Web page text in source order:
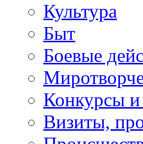
Культура
Быт
Боевые
Конкурсы и
Визиты,